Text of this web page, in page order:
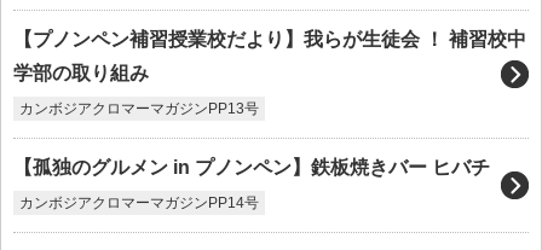
【プノンペン補習授業校だより】我らが生徒会 ！ 補習校中
学部の取り組み
カンボジアクロマーマガジンPP13号
【孤独のグルメン in プノンペン】鉄板焼きバー ヒバチ
カンボジアクロマーマガジンPP14号